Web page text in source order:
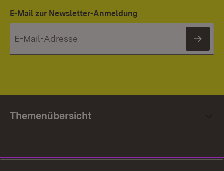
E-Mail zur Newsletter-Anmeldung
Themenübersicht